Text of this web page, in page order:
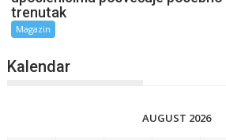
trenutak
Magazin
Kalendar
AUGUST 2026